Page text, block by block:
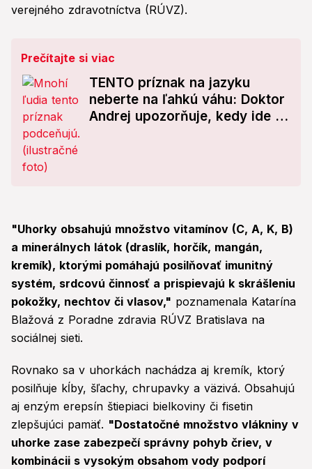
verejného zdravotníctva (RÚVZ).
Prečítajte si viac
TENTO príznak na jazyku
neberte na ľahkú váhu: Doktor
Andrej upozorňuje, kedy ide o
"Uhorky obsahujú množstvo vitamínov (C, A, K, B)
a minerálnych látok (draslík, horčík, mangán,
kremík), ktorými pomáhajú posilňovať imunitný
systém, srdcovú činnosť a prispievajú k skrášleniu
pokožky, nechtov či vlasov," poznamenala Katarína
Blažová z Poradne zdravia RÚVZ Bratislava na
sociálnej sieti.
Rovnako sa v uhorkách nachádza aj kremík, ktorý
posilňuje kĺby, šľachy, chrupavky a väzivá. Obsahujú
aj enzým erepsín štiepiaci bielkoviny či fisetin
zlepšujúci pamäť. "Dostatočné množstvo vlákniny v
uhorke zase zabezpečí správny pohyb čriev, v
kombinácii s vysokým obsahom vody podporí